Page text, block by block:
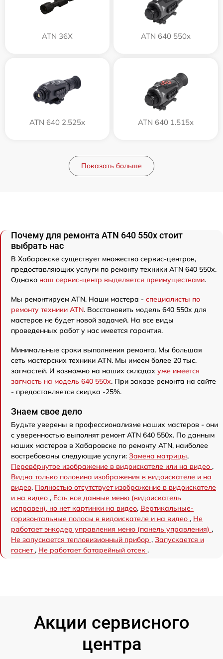
ATN 36X ATN 640 550x
ATN 640 2.525x ATN 640 1.515x
Показать больше
Почему для ремонта ATN 640 550x стоит
выбрать нас
В Хабаровске существует множество сервис-центров,
предоставляющих услуги по ремонту техники ATN 640 550x.
Однако наш сервис-центр выделяется преимуществами.
Мы ремонтируем ATN. Наши мастера - специалисты по
ремонту техники ATN. Восстановить модель 640 550x для
мастеров не будет новой задачей. На все виды
проведенных работ у нас имеется гарантия.
Минимальные сроки выполнения ремонта. Мы большая
сеть мастерских техники ATN. Мы имеем более 20 тыс.
запчастей. И возможно на наших складах уже имеется
запчасть на модель 640 550x. При заказе ремонта на сайте
- предоставляется скидка -25%.
Знаем свое дело
Будьте уверены в профессионализме наших мастеров - они
с уверенностью выполнят ремонт ATN 640 550x. По данным
наших мастеров в Хабаровске по ремонту ATN, наиболее
востребованы следующие услуги: Замена матрицы,
Перевёрнутое изображение в видоискателе или на видео ,
Видна только половина изображения в видоискателе и на
видео, Полностью отсутствует изображение в видоискателе
и на видео , Есть все данные меню (видоискатель
исправен), но нет картинки на видео, Вертикальные-
горизонтальные полосы в видоискателе и на видео , Не
работает энкодер управления меню (панель управления) ,
Не запускается тепловизионный прибор , Запускается и
гаснет, Не работает батарейный отсек .
Акции сервисного
центра